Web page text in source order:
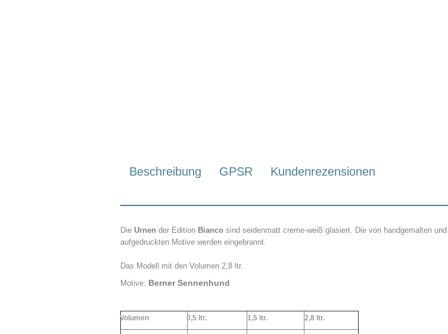
Beschreibung GPSR Kundenrezensionen
Die Urnen der Edition Bianco sind seidenmatt creme-weiß glasiert. Die von handgemalten und
aufgedruckten Motive werden eingebrannt.
Das Modell mit den Volumen 2,8 ltr.
Motive: Berner Sennenhund
Volumen 0,5 ltr. 1,5 ltr. 2,8 ltr.